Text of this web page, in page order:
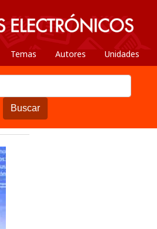
Temas Autores Unidades
Buscar